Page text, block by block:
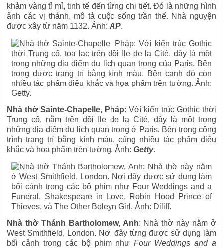
khảm vàng tỉ mỉ, tinh tế đến từng chi tiết. Đó là những hình
ảnh các vị thánh, mô tả cuộc sống trần thế. Nhà nguyện
được xây từ năm 1132. Ảnh: AP.
Nhà thờ Sainte-Chapelle, Pháp: Với kiến trúc Gothic thời
Trung cổ, nằm trên đồi Ile de la Cité, đây là một trong
những địa điểm du lịch quan trọng ở Paris. Bên trong công
trình trang trí bằng kính màu, cùng nhiều tác phẩm điêu
khắc và họa phẩm trên tường. Ảnh: Getty.
Nhà thờ Thánh Bartholomew, Anh: Nhà thờ này nằm ở
West Smithfield, London. Nơi đây từng được sử dụng làm
bối cảnh trong các bộ phim như Four Weddings and a